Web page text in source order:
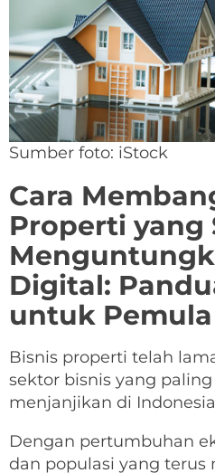
Sumber foto: iStock
Cara
Properti yang
Digital:
untuk Pemula
Bisnis properti telah
sektor bisnis yang
menjanjikan di
Dengan pertumbuhan
dan populasi yang terus